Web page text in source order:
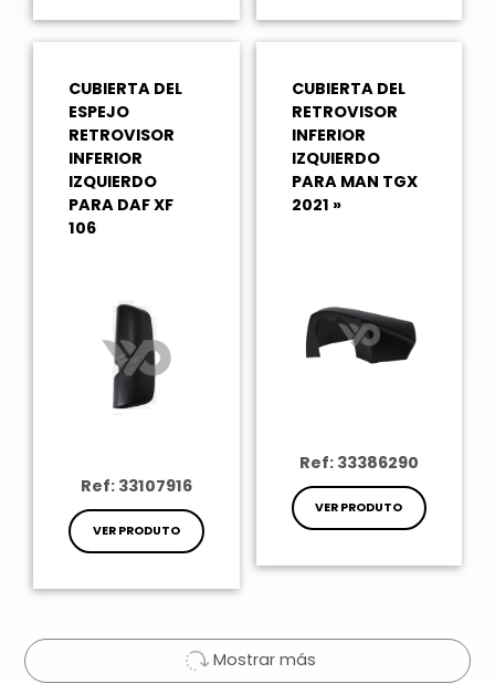
CUBIERTA DEL
ESPEJO
RETROVISOR
INFERIOR
IZQUIERDO
PARA DAF XF
106
Ref: 33107916
VER PRODUTO
CUBIERTA DEL
RETROVISOR
INFERIOR
IZQUIERDO
PARA MAN TGX
2021 »
Ref: 33386290
VER PRODUTO
Mostrar más